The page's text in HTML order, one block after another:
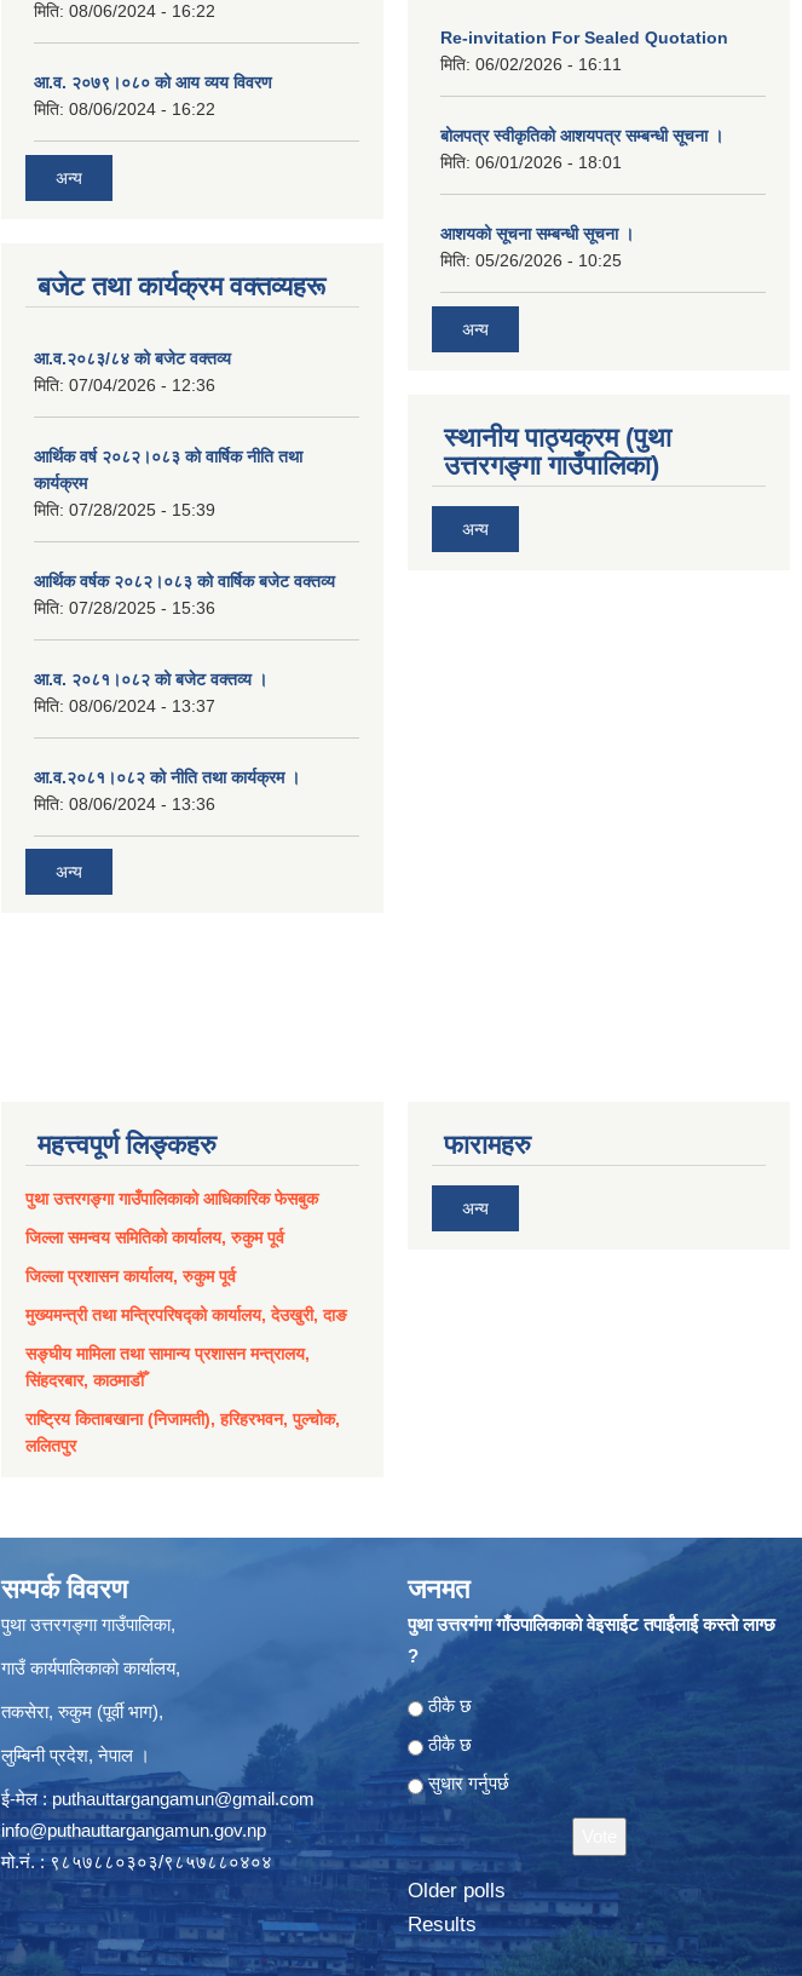
मिति: 08/06/2024 - 16:22
आ.व. २०७९।०८० को आय व्यय विवरण
मिति: 08/06/2024 - 16:22
अन्य
बजेट तथा कार्यक्रम वक्तव्यहरू
आ.व.२०८३/८४ को बजेट वक्तव्य
मिति: 07/04/2026 - 12:36
आर्थिक वर्ष २०८२।०८३ को वार्षिक नीति तथा
कार्यक्रम
मिति: 07/28/2025 - 15:39
आर्थिक वर्षक २०८२।०८३ को वार्षिक बजेट वक्तव्य
मिति: 07/28/2025 - 15:36
आ.व. २०८१।०८२ को बजेट वक्तव्य ।
मिति: 08/06/2024 - 13:37
आ.व.२०८१।०८२ को नीति तथा कार्यक्रम ।
मिति: 08/06/2024 - 13:36
अन्य
Re-invitation For Sealed Quotation
मिति: 06/02/2026 - 16:11
बोलपत्र स्वीकृतिको आशयपत्र सम्बन्धी सूचना ।
मिति: 06/01/2026 - 18:01
आशयको सूचना सम्बन्धी सूचना ।
मिति: 05/26/2026 - 10:25
अन्य
स्थानीय पाठ्यक्रम (पुथा
उत्तरगङ्गा गाउँपालिका)
अन्य
महत्त्वपूर्ण लिङ्कहरु
पुथा उत्तरगङ्गा गाउँपालिकाको आधिकारिक फेसबुक
जिल्ला समन्वय समितिको कार्यालय, रुकुम पूर्व
जिल्ला प्रशासन कार्यालय, रुकुम पूर्व
मुख्यमन्त्री तथा मन्त्रिपरिषद्को कार्यालय, देउखुरी, दाङ
सङ्घीय मामिला तथा सामान्य प्रशासन मन्त्रालय,
सिंहदरबार, काठमाडौँ
राष्ट्रिय किताबखाना (निजामती), हरिहरभवन, पुल्चोक,
ललितपुर
फारामहरु
अन्य
सम्पर्क विवरण
पुथा उत्तरगङ्गा गाउँपालिका,
गाउँ कार्यपालिकाको कार्यालय,
तकसेरा, रुकुम (पूर्वी भाग),
लुम्बिनी प्रदेश, नेपाल ।
ई-मेल : puthauttargangamun@gmail.com
info@puthauttargangamun.gov.np
मो.नं. : ९८५७८८०३०३/९८५७८८०४०४
जनमत
पुथा उत्तरगंगा गाँउपालिकाको वेइसाईट तपाईंलाई कस्तो लाग्छ
?
Choices
ठीकै छ
ठीकै छ
सुधार गर्नुपर्छ
Older polls
Results